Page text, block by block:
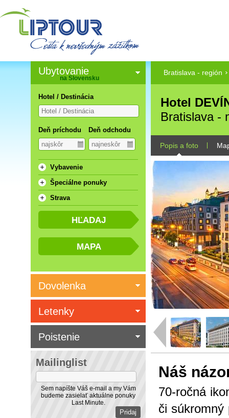
Bratislava - región
Hotel
Bratislava -
Popis a foto
Náš
70-ročná
či súkromný
Ubytovanie
na Slovensku
Hotel / Destinácia
Deň príchodu Deň odchodu
Vybavenie
Špeciálne ponuky
Strava
Dovolenka
Mailinglist
Sem napíšte Váš e-mail a my Vám
budeme zasielať aktuálne ponuky
Last Minute.
Letenky
Poistenie